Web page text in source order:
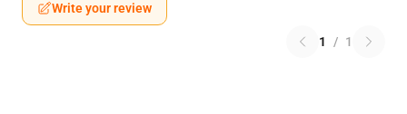
Write your review
1 / 1